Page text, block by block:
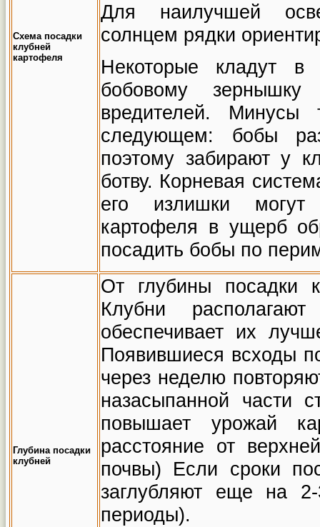
Схема посадки
клубней
картофеля
Для наилучшей
солнцем рядки
Некоторые кладут
бобовому зернышку
вредителей. Минусы
следующем: бобы
поэтому забирают у
ботву. Корневая
его излишки могут
картофеля в ущерб
посадить бобы по
Глубина посадки
клубней
От глубины посадки
Клубни
обеспечивает их
Появившиеся всходы
через неделю
назасыпанной части
повышает урожай
расстояние от
почвы) Если сроки
заглубляют еще на
периоды).